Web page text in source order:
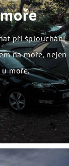
při šplouchání
na moře, nejen
u moře.